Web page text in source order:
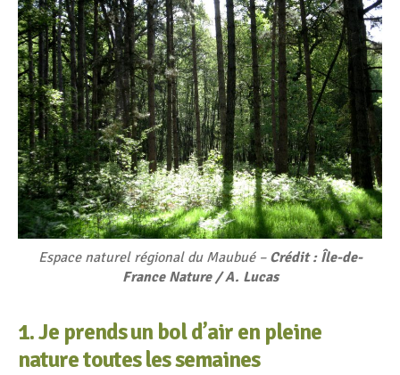
Espace naturel régional du Maubué – Crédit : Île-de-
France Nature / A. Lucas
1. Je prends un bol d’air en pleine
nature toutes les semaines